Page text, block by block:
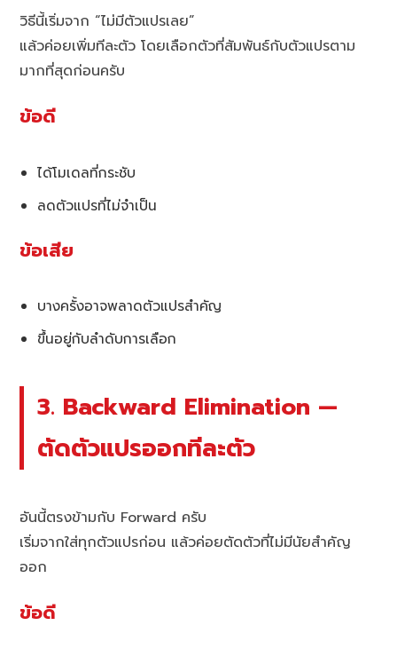
วิธีนี้เริ่มจาก “ไม่มีตัวแปรเลย”
แล้วค่อยเพิ่มทีละตัว โดยเลือกตัวที่สัมพันธ์กับตัวแปรตาม
มากที่สุดก่อนครับ
ข้อดี
ได้โมเดลที่กระชับ
ลดตัวแปรที่ไม่จำเป็น
ข้อเสีย
บางครั้งอาจพลาดตัวแปรสำคัญ
ขึ้นอยู่กับลำดับการเลือก
3. Backward Elimination —
ตัดตัวแปรออกทีละตัว
อันนี้ตรงข้ามกับ Forward ครับ
เริ่มจากใส่ทุกตัวแปรก่อน แล้วค่อยตัดตัวที่ไม่มีนัยสำคัญ
ออก
ข้อดี